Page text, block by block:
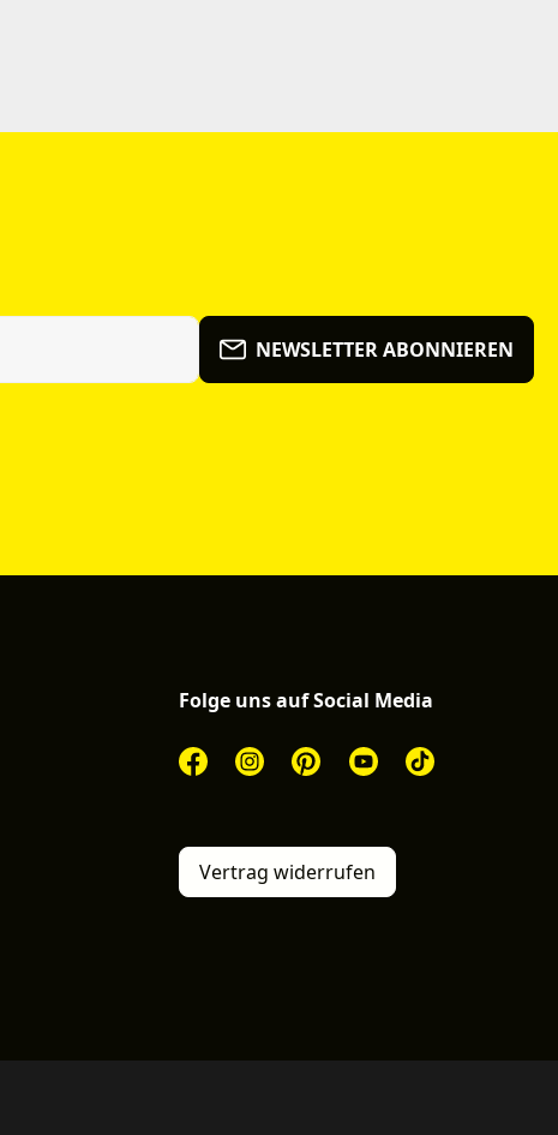
NEWSLETTER ABONNIEREN
Folge uns auf Social Media
Vertrag widerrufen